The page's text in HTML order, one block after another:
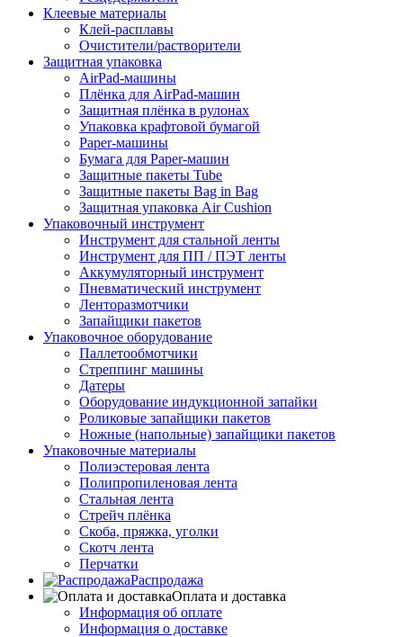
Клеевые материалы
Клей-расплавы
Очистители/растворители
Защитная упаковка
AirPad-машины
Плёнка для AirPad-машин
Защитная плёнка в рулонах
Упаковка крафтовой бумагой
Paper-машины
Бумага для Paper-машин
Защитные пакеты Tube
Защитные пакеты Bag in Bag
Защитная упаковка Air Cushion
Упаковочный инструмент
Инструмент для стальной ленты
Инструмент для ПП / ПЭТ ленты
Аккумуляторный инструмент
Пневматический инструмент
Ленторазмотчики
Запайщики пакетов
Упаковочное оборудование
Паллетообмотчики
Стреппинг машины
Датеры
Оборудование индукционной запайки
Роликовые запайщики пакетов
Ножные (напольные) запайщики пакетов
Упаковочные материалы
Полиэстеровая лента
Полипропиленовая лента
Стальная лента
Стрейч плёнка
Скоба, пряжка, уголки
Скотч лента
Перчатки
Распродажа
Оплата и доставка
Информация об оплате
Информация о доставке